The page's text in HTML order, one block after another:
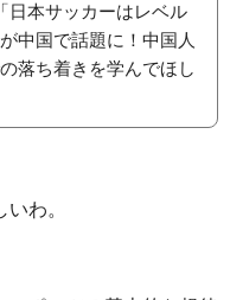
日本サッカーはレベル
中国で話題に！中国人
落ち着きを学んでほし
わ。